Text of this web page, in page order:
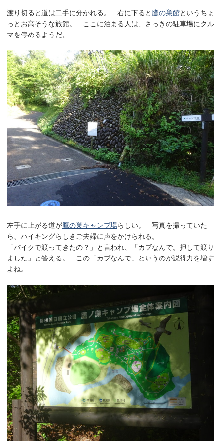
渡り切ると道は二手に分かれる。 右に下ると 鷹の巣館というちょ
っとお高そうな旅館。 ここに泊まる人は、さっきの駐車場にクル
マを停めるようだ。
左手に上がる道が鷹の巣キャンプ場らしい。 写真を撮っていた
ら、ハイキングらしきご夫婦に声をかけられる。
「バイクで渡ってきたの？」と言われ、「カブなんで。押して渡り
ました」と答える。 この「カブなんで」というのが説得力を増す
よね。